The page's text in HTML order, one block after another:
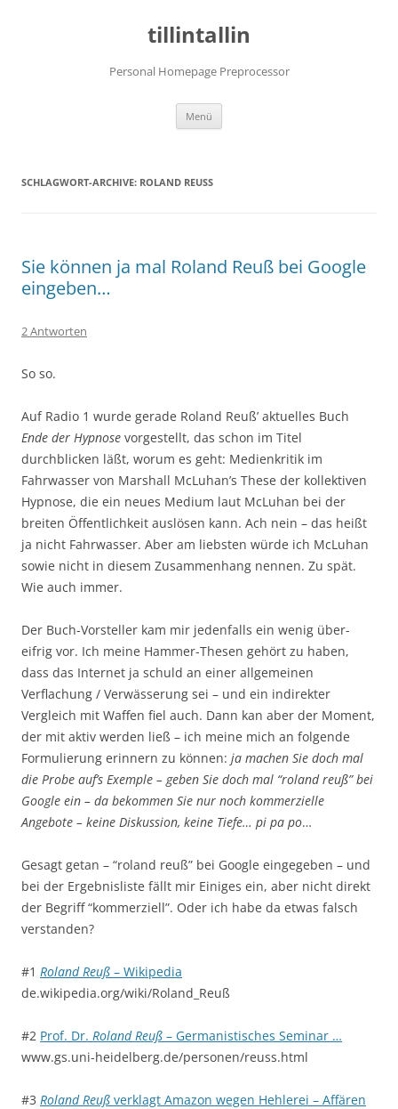
tillintallin
Personal Homepage Preprocessor
Menü
SCHLAGWORT-ARCHIVE: ROLAND REUSS
Sie können ja mal Roland Reuß bei Google
eingeben…
2 Antworten
So so.
Auf Radio 1 wurde gerade Roland Reuß’ aktuelles Buch
Ende der Hypnose vorgestellt, das schon im Titel
durchblicken läßt, worum es geht: Medienkritik im
Fahrwasser von Marshall McLuhan’s These der kollektiven
Hypnose, die ein neues Medium laut McLuhan bei der
breiten Öffentlichkeit auslösen kann. Ach nein – das heißt
ja nicht Fahrwasser. Aber am liebsten würde ich McLuhan
sowie nicht in diesem Zusammenhang nennen. Zu spät.
Wie auch immer.
Der Buch-Vorsteller kam mir jedenfalls ein wenig über-
eifrig vor. Ich meine Hammer-Thesen gehört zu haben,
dass das Internet ja schuld an einer allgemeinen
Verflachung / Verwässerung sei – und ein indirekter
Vergleich mit Waffen fiel auch. Dann kan aber der Moment,
der mit aktiv werden ließ – ich meine mich an folgende
Formulierung erinnern zu können: ja machen Sie doch mal
die Probe auf’s Exemple – geben Sie doch mal “roland reuß” bei
Google ein – da bekommen Sie nur noch kommerzielle
Angebote – keine Diskussion, keine Tiefe… pi pa po…
Gesagt getan – “roland reuß” bei Google eingegeben – und
bei der Ergebnisliste fällt mir Einiges ein, aber nicht direkt
der Begriff “kommerziell”. Oder ich habe da etwas falsch
verstanden?
#1 Roland Reuß – Wikipedia
de.wikipedia.org/wiki/Roland_Reuß
#2 Prof. Dr. Roland Reuß – Germanistisches Seminar …
www.gs.uni-heidelberg.de/personen/reuss.html
#3 Roland Reuß verklagt Amazon wegen Hehlerei – Affären